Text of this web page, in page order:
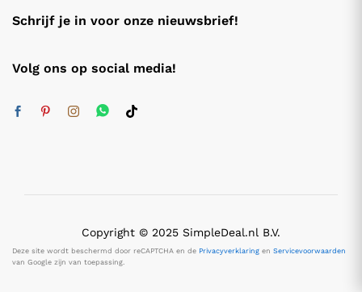
Schrijf je in voor onze nieuwsbrief!
Volg ons op social media!
Copyright © 2025 SimpleDeal.nl B.V.
Deze site wordt beschermd door reCAPTCHA en de Privacyverklaring en Servicevoorwaarden
van Google zijn van toepassing.